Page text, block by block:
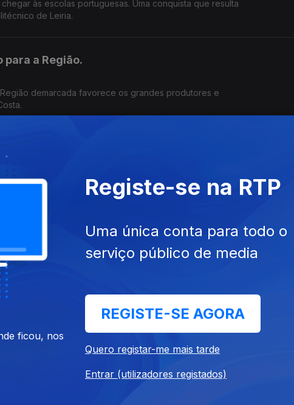
às escolas portuguesas. Uma conquista que resulta
de Leiria.
a Região.
demarcada favorece os grandes produtores e
de incêndios.
em seis municípios . O objetivo é reduzir o risco
.Edição Cláudia Costa
solares em Portugal. Autarquias e ambientalistas alertam
Edição Cláudia Costa
dos concelhos de Vouzela e Águeda, há moradores
Edição de Cláudia Costa
ficou, nos
Registe-se na RTP
Uma única conta para todo o
serviço público de media
REGISTE-SE AGORA
Quero registar-me mais tarde
Entrar (utilizadores registados)